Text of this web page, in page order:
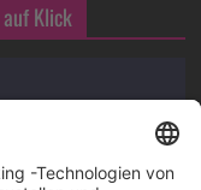
auf Klick